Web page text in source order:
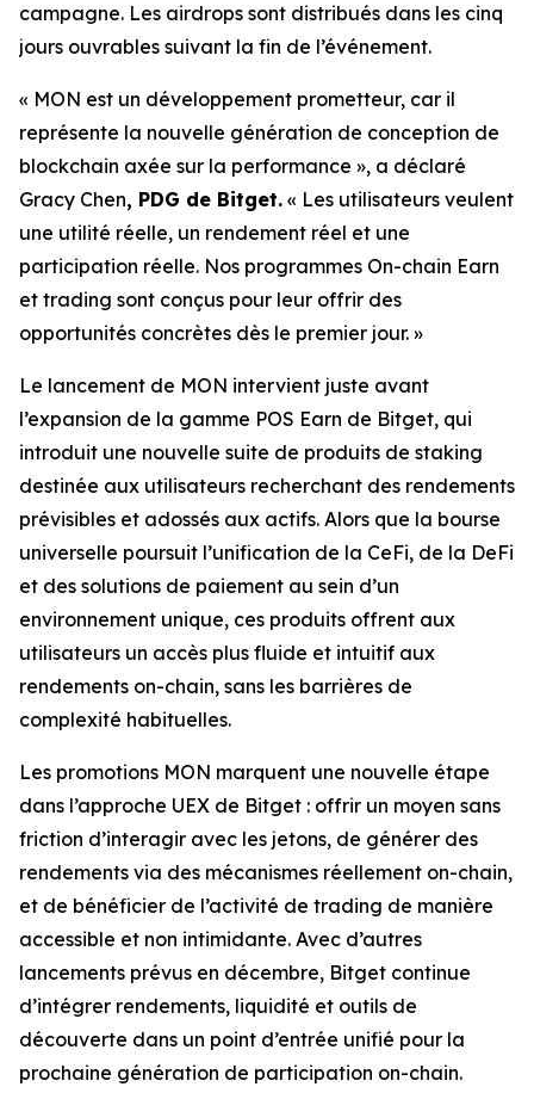
campagne. Les airdrops sont distribués dans les cinq
jours ouvrables suivant la fin de l’événement.
« MON est un développement prometteur, car il
représente la nouvelle génération de conception de
blockchain axée sur la performance », a déclaré
Gracy Chen, PDG de Bitget. « Les utilisateurs veulent
une utilité réelle, un rendement réel et une
participation réelle. Nos programmes On-chain Earn
et trading sont conçus pour leur offrir des
opportunités concrètes dès le premier jour. »
Le lancement de MON intervient juste avant
l’expansion de la gamme POS Earn de Bitget, qui
introduit une nouvelle suite de produits de staking
destinée aux utilisateurs recherchant des rendements
prévisibles et adossés aux actifs. Alors que la bourse
universelle poursuit l’unification de la CeFi, de la DeFi
et des solutions de paiement au sein d’un
environnement unique, ces produits offrent aux
utilisateurs un accès plus fluide et intuitif aux
rendements on-chain, sans les barrières de
complexité habituelles.
Les promotions MON marquent une nouvelle étape
dans l’approche UEX de Bitget : offrir un moyen sans
friction d’interagir avec les jetons, de générer des
rendements via des mécanismes réellement on-chain,
et de bénéficier de l’activité de trading de manière
accessible et non intimidante. Avec d’autres
lancements prévus en décembre, Bitget continue
d’intégrer rendements, liquidité et outils de
découverte dans un point d’entrée unifié pour la
prochaine génération de participation on-chain.